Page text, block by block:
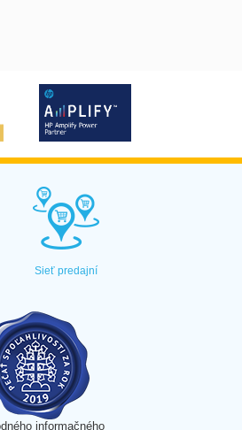
Sieť predajní
informačného